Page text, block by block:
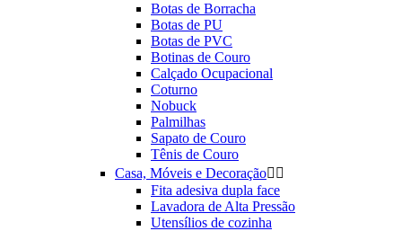
Botas de Borracha
Botas de PU
Botas de PVC
Botinas de Couro
Calçado Ocupacional
Coturno
Nobuck
Palmilhas
Sapato de Couro
Tênis de Couro
Casa, Móveis e Decoração 
Fita adesiva dupla face
Lavadora de Alta Pressão
Utensílios de cozinha